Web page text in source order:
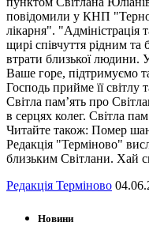
повідомили у КНП
лікарня". "Адміністрація
щирі співчуття рідним
втрати близької людини.
Ваше горе, підтримуємо
Господь прийме її
Світла пам’ять про
в серцях колег. Світла
Читайте також: Помер
Редакція "Терміново"
близьким Світлани. Хай
Редакція Терміново
Новини